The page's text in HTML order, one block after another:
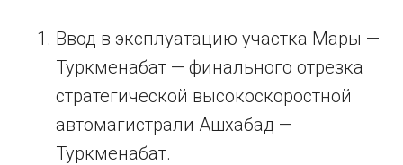
Ввод в эксплуатацию участка Мары —
Туркменабат — финального отрезка
стратегической высокоскоростной
автомагистрали Ашхабад —
Туркменабат.